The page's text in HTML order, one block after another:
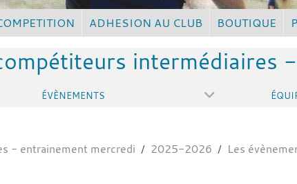
ADHESION AU CLUB BOUTIQUE
intermédiaires
ÉVÈNEMENTS
- entrainement mercredi 2025-2026
Les